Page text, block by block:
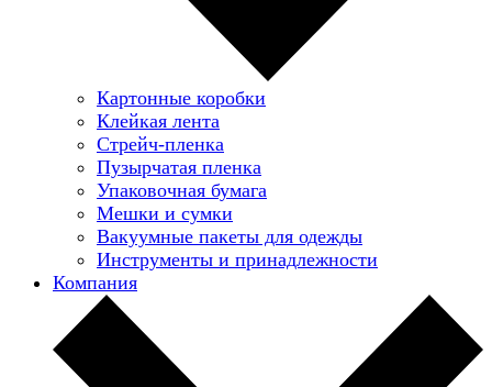
Картонные коробки
Клейкая лента
Стрейч-пленка
Пузырчатая пленка
Упаковочная бумага
Мешки и сумки
Вакуумные пакеты для одежды
Инструменты и принадлежности
Компания